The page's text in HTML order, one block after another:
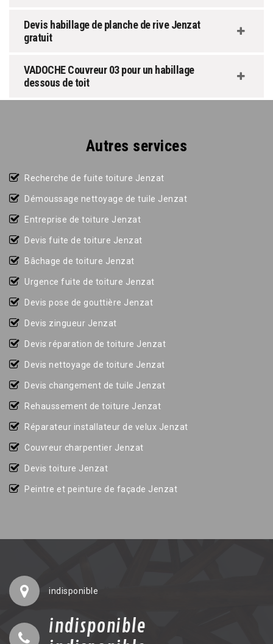
Devis habillage de planche de rive Jenzat
gratuit
VADOCHE Couvreur 03 pour un habillage
dessous de toit
Autres services
Recherche de fuite toiture Jenzat
Démoussage nettoyage de tuile Jenzat
Entreprise de toiture Jenzat
Devis fuite de toiture Jenzat
Bâchage de toiture Jenzat
Urgence fuite de toiture Jenzat
Devis pose de gouttière Jenzat
Devis zingueur Jenzat
Devis réparation de toiture Jenzat
Devis nettoyage de toiture Jenzat
Devis changement de tuile Jenzat
Rehaussement de toiture Jenzat
Réparateur installateur de velux Jenzat
Couvreur charpentier Jenzat
Devis toiture Jenzat
Peintre et peinture de façade Jenzat
indisponible
indisponible